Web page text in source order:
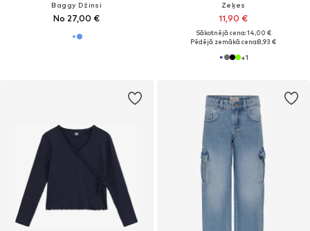
Baggy Džinsi
No 27,00 €
Zeķes
11,90 €
Sākotnējā cena: 14,00 €
Pēdējā zemākā cena:8,93 €
+1